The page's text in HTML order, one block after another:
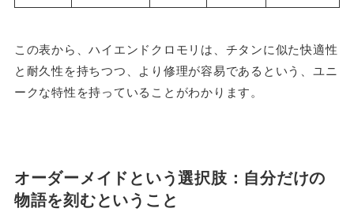
この表から、ハイエンドクロモリは、チタンに似た快適性
と耐久性を持ちつつ、より修理が容易であるという、ユニ
ークな特性を持っていることがわかります。
オーダーメイドという選択肢：自分だけの
物語を刻むということ